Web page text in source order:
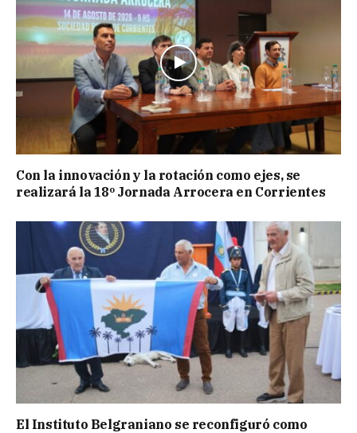
Con la innovación y la rotación como ejes, se
realizará la 18º Jornada Arrocera en Corrientes
El Instituto Belgraniano se reconfiguró como